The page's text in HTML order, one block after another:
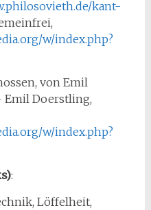
kant-
w/index.php?
von Emil
Emil Doerstling,
w/index.php?
:
Löffelheit,